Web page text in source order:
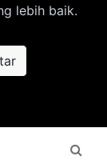
lebih baik.